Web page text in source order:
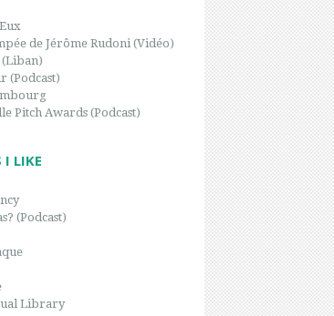
de Jérôme Rudoni (Vidéo)
(Podcast)
Pitch Awards (Podcast)
I LIKE
(Podcast)
Library